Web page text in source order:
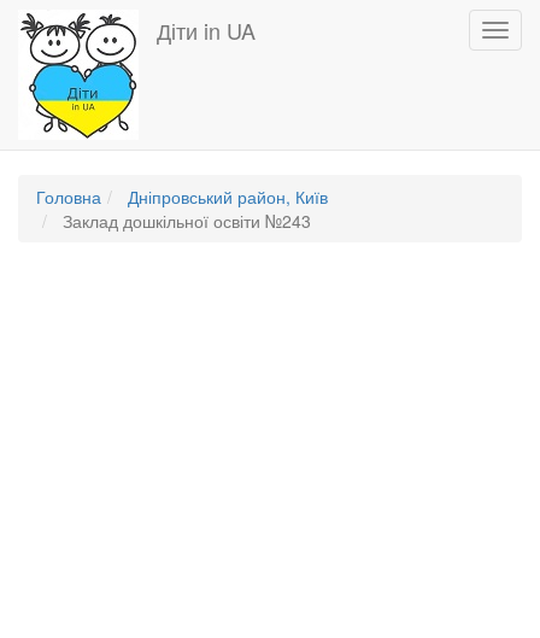
Перейти
основного
вмісту
Діти in UA
Головна
Дніпровський район, Київ
Заклад дошкільної освіти №243